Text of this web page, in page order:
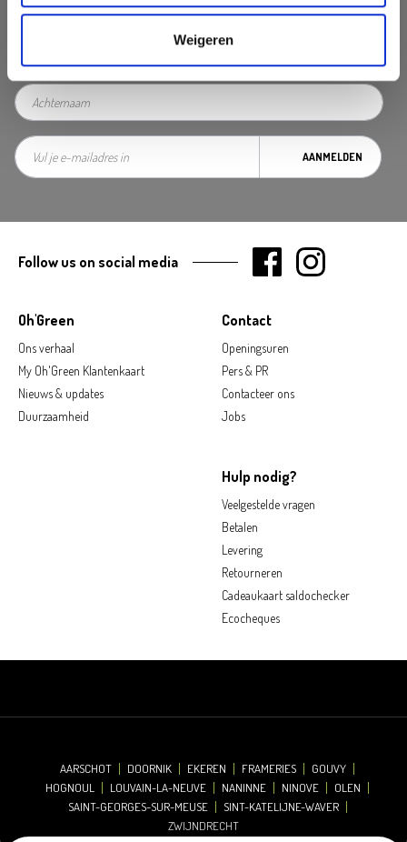
Weigeren
AANMELDEN
Oh'Green
Ons verhaal
My Oh'Green Klantenkaart
Nieuws & updates
Duurzaamheid
Contact
Openingsuren
Pers & PR
Contacteer ons
Jobs
Hulp nodig?
Veelgestelde vragen
Betalen
Levering
Retourneren
Cadeaukaart saldochecker
Ecocheques
Follow us on social media
AARSCHOT DOORNIK EKEREN FRAMERIES
GOUVY
HOGNOUL
LOUVAIN-LA-NEUVE NANINNE NINOVE
OLEN
SAINT-GEORGES-SUR-MEUSE
SINT-KATELIJNE-WAVER
ZWIJNDRECHT